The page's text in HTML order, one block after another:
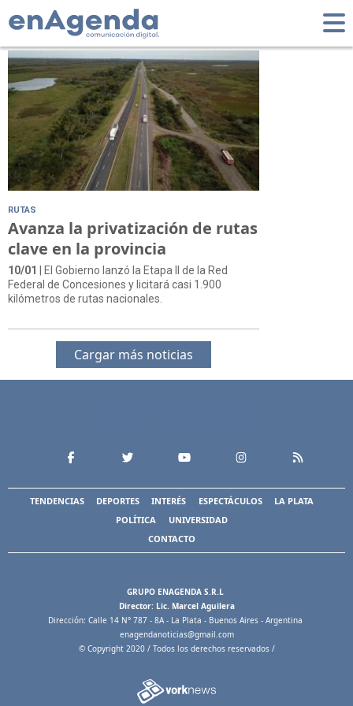
Tag: Ruta Nacional 3
RUTAS
Avanza la privatización de rutas
clave en la provincia
10/01
| El Gobierno lanzó la Etapa II de la Red
Federal de Concesiones y licitará casi 1.900
kilómetros de rutas nacionales.
Cargar más noticias
TENDENCIAS DEPORTES INTERÉS ESPECTÁCULOS
LA PLATA
POLÍTICA
UNIVERSIDAD
CONTACTO
GRUPO ENAGENDA S.R.L
Director: Lic. Marcel Aguilera
Dirección: Calle 14 N° 787 - 8A - La Plata - Buenos Aires - Argentina
enagendanoticias@gmail.com
© Copyright 2020 / Todos los derechos reservados /